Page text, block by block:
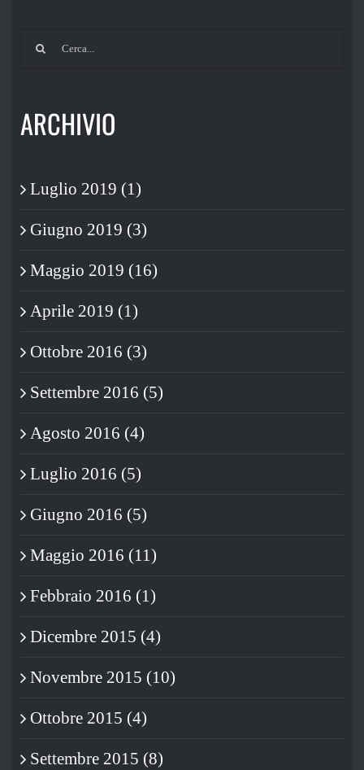
Cerca
ARCHIVIO
Luglio 2019 (1)
Giugno 2019 (3)
Maggio 2019 (16)
Aprile 2019 (1)
Ottobre 2016 (3)
Settembre 2016 (5)
Agosto 2016 (4)
Luglio 2016 (5)
Giugno 2016 (5)
Maggio 2016 (11)
Febbraio 2016 (1)
Dicembre 2015 (4)
Novembre 2015 (10)
Ottobre 2015 (4)
Settembre 2015 (8)